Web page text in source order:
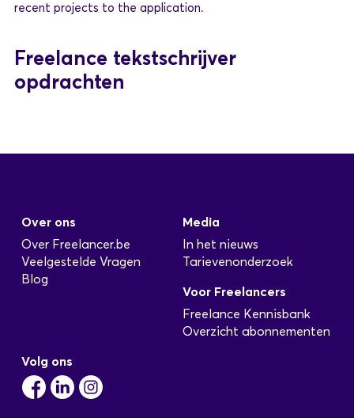
recent projects to the application.
Freelance tekstschrijver
opdrachten
Over ons
Over Freelancer.be
Veelgestelde Vragen
Blog
Media
In het nieuws
Tarievenonderzoek
Voor Freelancers
Freelance Kennisbank
Overzicht abonnementen
Volg ons